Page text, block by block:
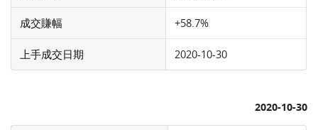
成交賺幅 +58.7%
上手成交日期 2020-10-30
2020-10-30